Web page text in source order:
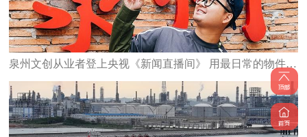
泉州文创从业者登上央视《新闻直播间》 用最日常的物件 承载最深的乡愁